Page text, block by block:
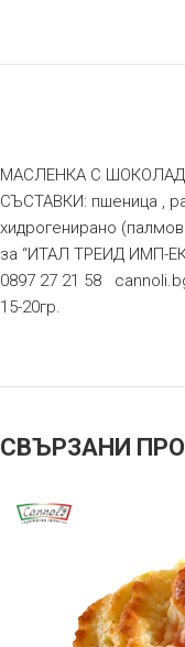
МАСЛЕНКА С
СЪСТАВКИ: пшеница ,
хидрогенирано
за “ИТАЛ ТРЕИД ИМП-
0897 27 21 58
15-20гр.
СВЪРЗАНИ